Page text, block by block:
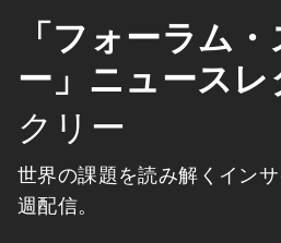
「フォーラム
ー」ニュースレ
クリー
世界の課題を読み解くイン
週配信。